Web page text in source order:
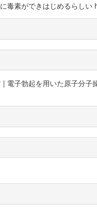
毒素ができはじめるらしい
子勃起を用いた原子分子